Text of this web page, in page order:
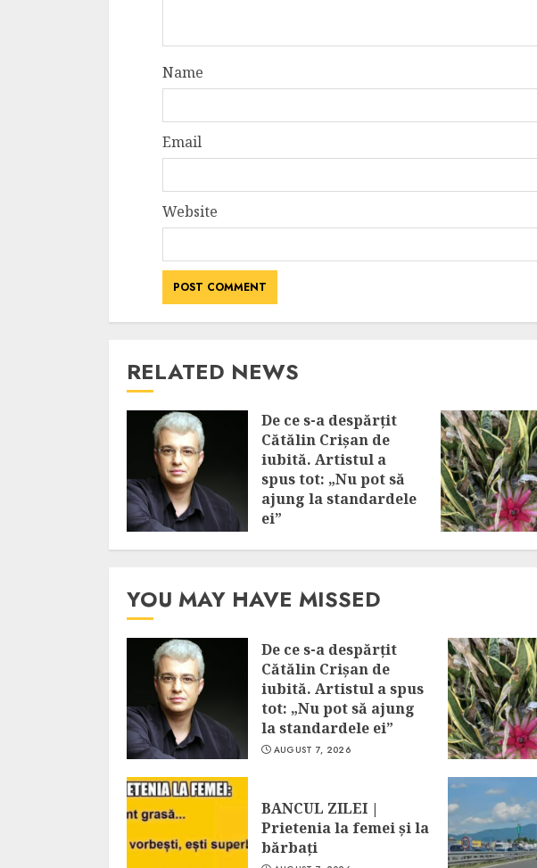
Name
Email
Website
RELATED NEWS
De ce s-a despărțit
Cătălin Crișan de
iubită. Artistul a
spus tot: „Nu pot să
ajung la standardele
ei”
YOU MAY HAVE MISSED
De ce s-a despărțit
Cătălin Crișan de
iubită. Artistul a spus
tot: „Nu pot să ajung
la standardele ei”
AUGUST 7, 2026
BANCUL ZILEI |
Prietenia la femei și la
bărbați